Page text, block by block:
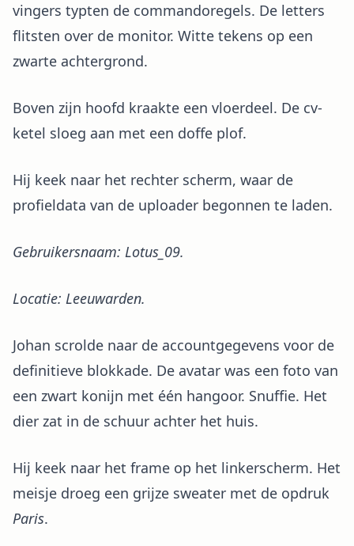
vingers typten de commandoregels. De letters
flitsten over de monitor. Witte tekens op een
zwarte achtergrond.
Boven zijn hoofd kraakte een vloerdeel. De cv-
ketel sloeg aan met een doffe plof.
Hij keek naar het rechter scherm, waar de
profieldata van de uploader begonnen te laden.
Gebruikersnaam: Lotus_09.
Locatie: Leeuwarden.
Johan scrolde naar de accountgegevens voor de
definitieve blokkade. De avatar was een foto van
een zwart konijn met één hangoor. Snuffie. Het
dier zat in de schuur achter het huis.
Hij keek naar het frame op het linkerscherm. Het
meisje droeg een grijze sweater met de opdruk
Paris.